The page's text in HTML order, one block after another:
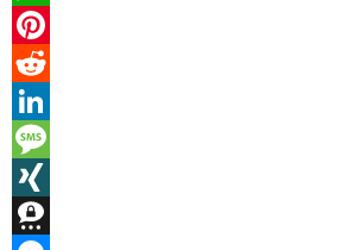
WhatsApp
Pinterest
Reddit
LinkedIn
Message
XING